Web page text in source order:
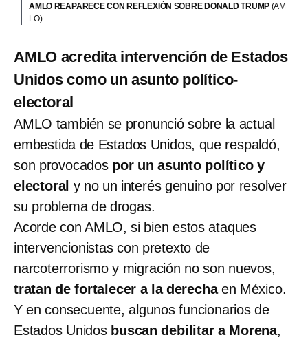
AMLO REAPARECE CON REFLEXIÓN SOBRE DONALD TRUMP (AM
LO)
AMLO acredita intervención de Estados
Unidos como un asunto político-
electoral
AMLO también se pronunció sobre la actual
embestida de Estados Unidos, que respaldó,
son provocados por un asunto político y
electoral y no un interés genuino por resolver
su problema de drogas.
Acorde con AMLO, si bien estos ataques
intervencionistas con pretexto de
narcoterrorismo y migración no son nuevos,
tratan de fortalecer a la derechaen México.
Y en consecuente, algunos funcionarios de
Estados Unidos buscan debilitar a Morena,